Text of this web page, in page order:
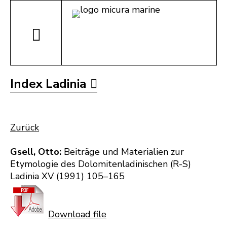
Index Ladinia
Zurück
Gsell, Otto: Beiträge und Materialien zur
Etymologie des Dolomitenladinischen (R-S)
Ladinia XV (1991) 105–165
Download file